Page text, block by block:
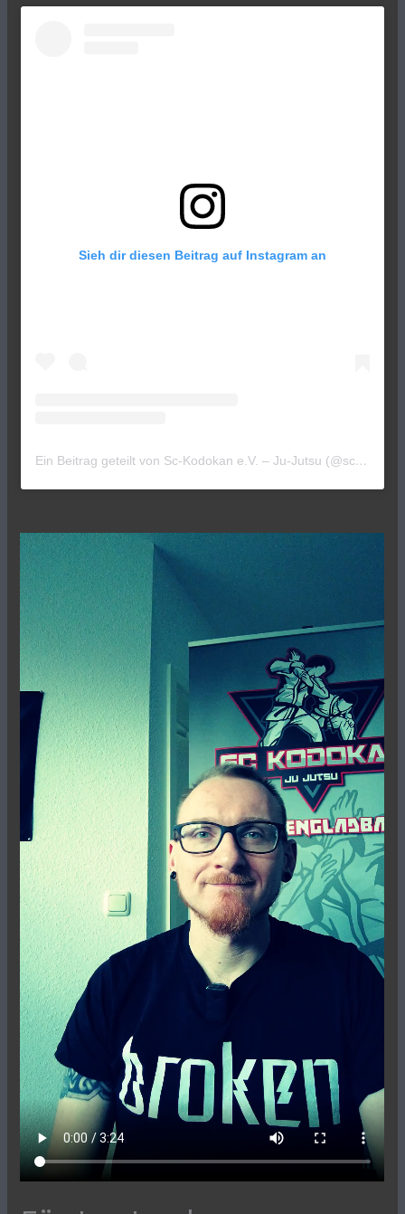
Sieh dir diesen Beitrag auf Instagram an
Ein Beitrag geteilt von Sc-Kodokan e.V. – Ju-Jutsu (@sc_kodokan)